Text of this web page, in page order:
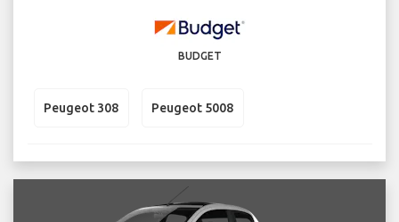
BUDGET
Peugeot 308 Peugeot 5008